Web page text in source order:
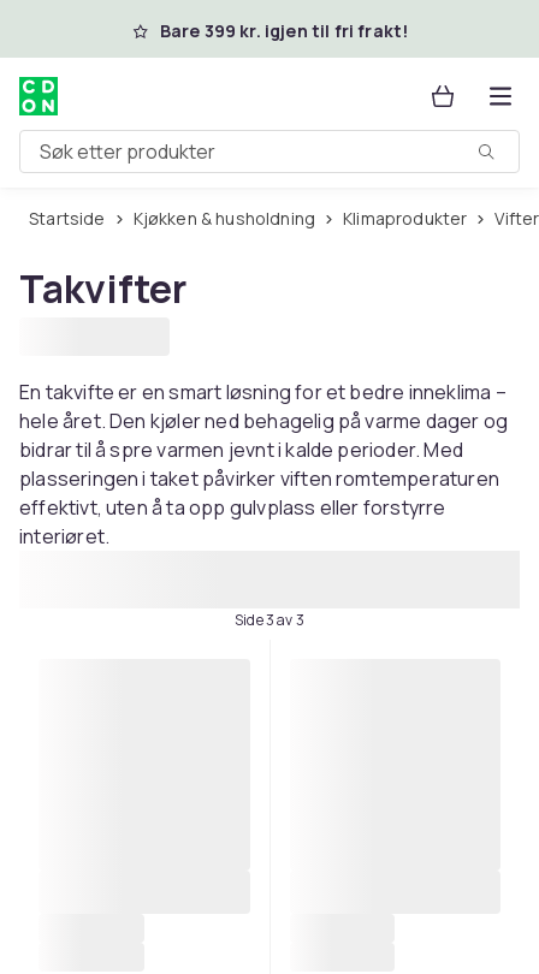
Hopp til hovedinnholdBare 399 kr. igjen til fri frakt!
Søk etter produkter
Startside Kjøkken & husholdning Klimaprodukter Vifter
Takvifter
En takvifte er en smart løsning for et bedre inneklima –
hele året. Den kjøler ned behagelig på varme dager og
bidrar til å spre varmen jevnt i kalde perioder. Med
plasseringen i taket påvirker viften romtemperaturen
effektivt, uten å ta opp gulvplass eller forstyrre
interiøret.
Side 3 av 3